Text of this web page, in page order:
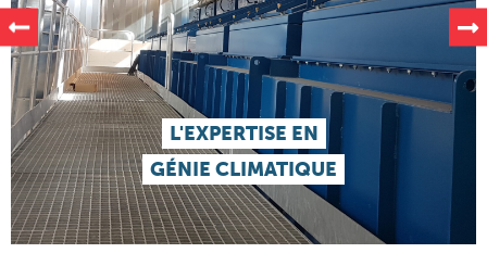
L'EXPERTISE EN
GÉNIE CLIMATIQUE